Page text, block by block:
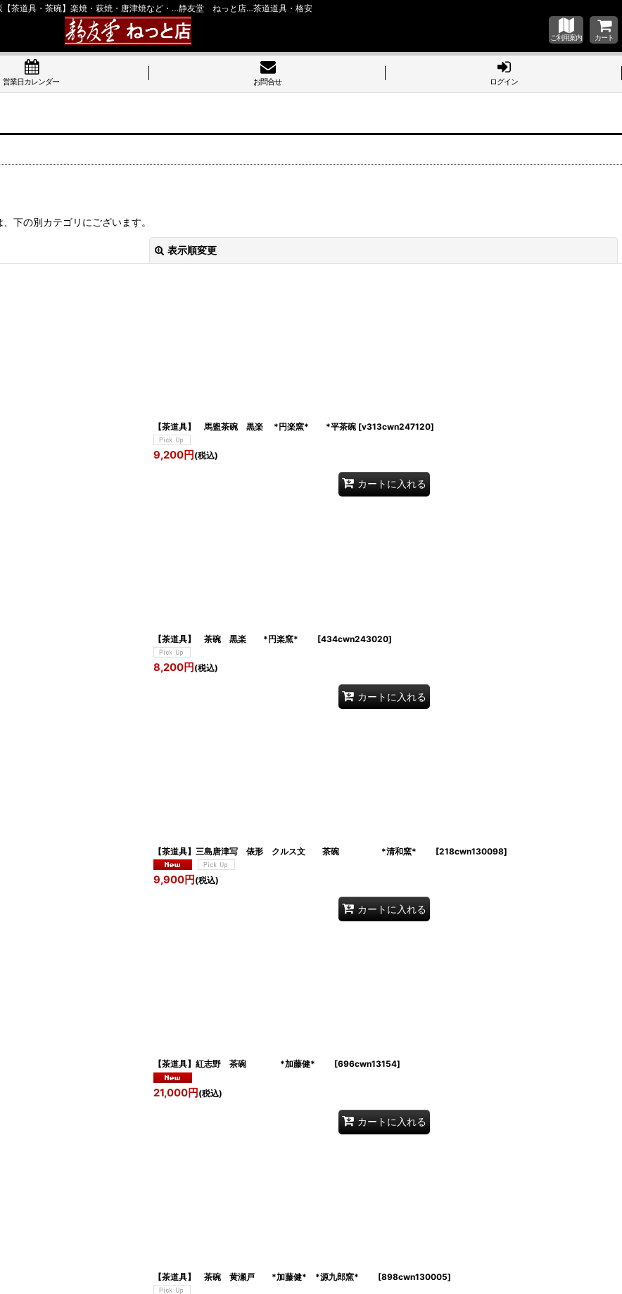
【茶道具・茶碗】楽焼・萩焼・唐津焼など・…静友堂 ねっと店…茶道道具・格安
ご利用案内 カート
営業日カレンダー お問合せ ログイン
下の別カテゴリにございます。
表示順変更
【茶道具】 馬盥茶碗 黒楽 *円楽窯* *平茶碗 [v313cwn247120]
9,200円 (税込)
カートに入れる
【茶道具】 茶碗 黒楽 *円楽窯* [434cwn243020]
8,200円 (税込)
カートに入れる
【茶道具】三島唐津写 俵形 クルス文 茶碗 *清和窯* [218cwn130098]
9,900円 (税込)
カートに入れる
【茶道具】紅志野 茶碗 *加藤健* [696cwn13154]
21,000円 (税込)
カートに入れる
【茶道具】 茶碗 黄瀬戸 *加藤健* *源九郎窯* [898cwn130005]